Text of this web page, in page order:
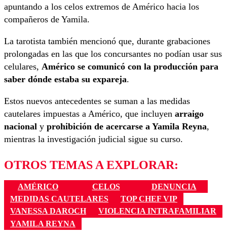
apuntando a los celos extremos de Américo hacia los
compañeros de Yamila.
La tarotista también mencionó que, durante grabaciones
prolongadas en las que los concursantes no podían usar sus
celulares, Américo se comunicó con la producción para
saber dónde estaba su expareja.
Estos nuevos antecedentes se suman a las medidas
cautelares impuestas a Américo, que incluyen arraigo
nacional y prohibición de acercarse a Yamila Reyna,
mientras la investigación judicial sigue su curso.
OTROS TEMAS A EXPLORAR:
AMÉRICO CELOS
DENUNCIA
MEDIDAS CAUTELARES
TOP CHEF VIP
VANESSA DAROCH
VIOLENCIA INTRAFAMILIAR
YAMILA REYNA